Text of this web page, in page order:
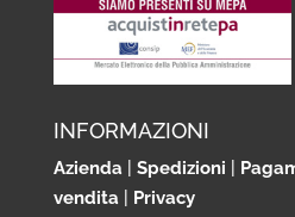
INFORMAZIONI
Azienda| Spedizioni
vendita| Privacy